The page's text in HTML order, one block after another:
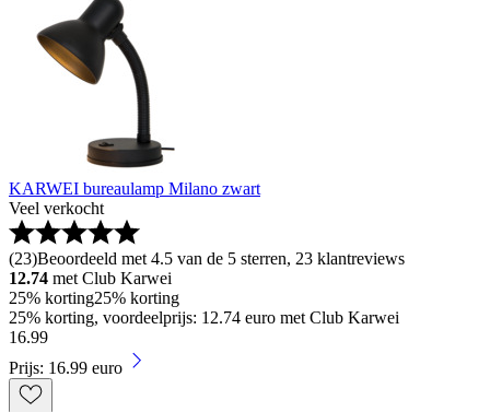
KARWEI bureaulamp Milano zwart
Veel verkocht
(23)Beoordeeld met 4.5 van de 5 sterren, 23 klantreviews
12.74 met Club Karwei
25% korting25% korting
25% korting, voordeelprijs: 12.74 euro met Club Karwei
16.99
Prijs: 16.99 euro